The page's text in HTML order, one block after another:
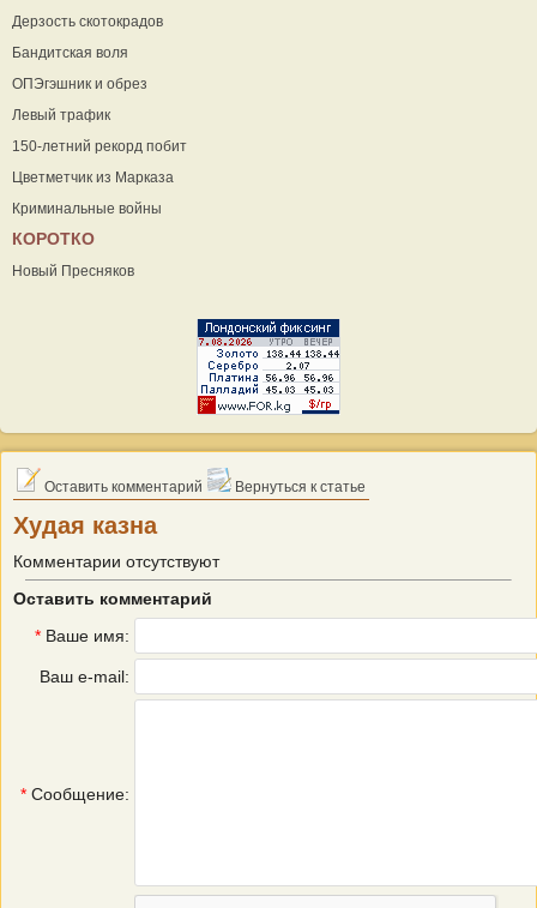
Дерзость скотокрадов
Бандитская воля
ОПЭгэшник и обрез
Левый трафик
150-летний рекорд побит
Цветметчик из Марказа
Криминальные войны
КОРОТКО
Новый Пресняков
Оставить комментарий Вернуться к статье
Худая казна
Комментарии отсутствуют
Оставить комментарий
* Ваше имя:
Ваш e-mail:
* Сообщение: